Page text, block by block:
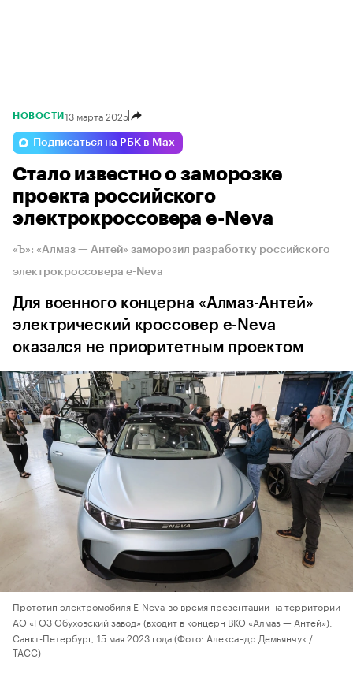
НОВОСТИ 13 марта 2025
Подписаться на РБК в Max
Стало известно о заморозке
проекта российского
электрокроссовера e-Neva
«Ъ»: «Алмаз — Антей» заморозил разработку российского
электрокроссовера e-Neva
Для военного концерна «Алмаз-Антей»
электрический кроссовер e-Neva
оказался не приоритетным проектом
Прототип электромобиля E-Neva во время презентации на территории
АО «ГОЗ Обуховский завод» (входит в концерн ВКО «Алмаз — Антей»),
Санкт-Петербург, 15 мая 2023 года(Фото: Александр Демьянчук /
ТАСС)